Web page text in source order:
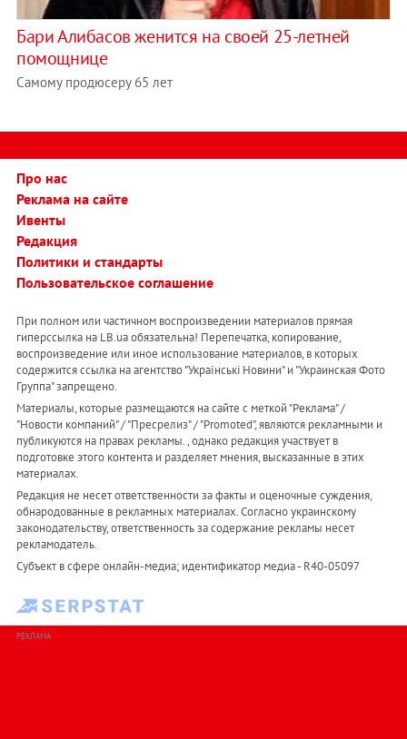
Бари Алибасов женится на своей 25-летней
помощнице
Самому продюсеру 65 лет
Про нас
Реклама на сайте
Ивенты
Редакция
Политики и стандарты
Пользовательское соглашение
При полном или частичном воспроизведении материалов прямая
гиперссылка на LB.ua обязательна! Перепечатка, копирование,
воспроизведение или иное использование материалов, в которых
содержится ссылка на агентство "Українськi Новини" и "Украинская Фото
Группа" запрещено.
Материалы, которые размещаются на сайте с меткой "Реклама" /
"Новости компаний" / "Пресрелиз" / "Promoted", являются рекламными и
публикуются на правах рекламы. , однако редакция участвует в
подготовке этого контента и разделяет мнения, высказанные в этих
материалах.
Редакция не несет ответственности за факты и оценочные суждения,
обнародованные в рекламных материалах. Согласно украинскому
законодательству, ответственность за содержание рекламы несет
рекламодатель.
Субъект в сфере онлайн-медиа; идентификатор медиа - R40-05097
РЕКЛАМА